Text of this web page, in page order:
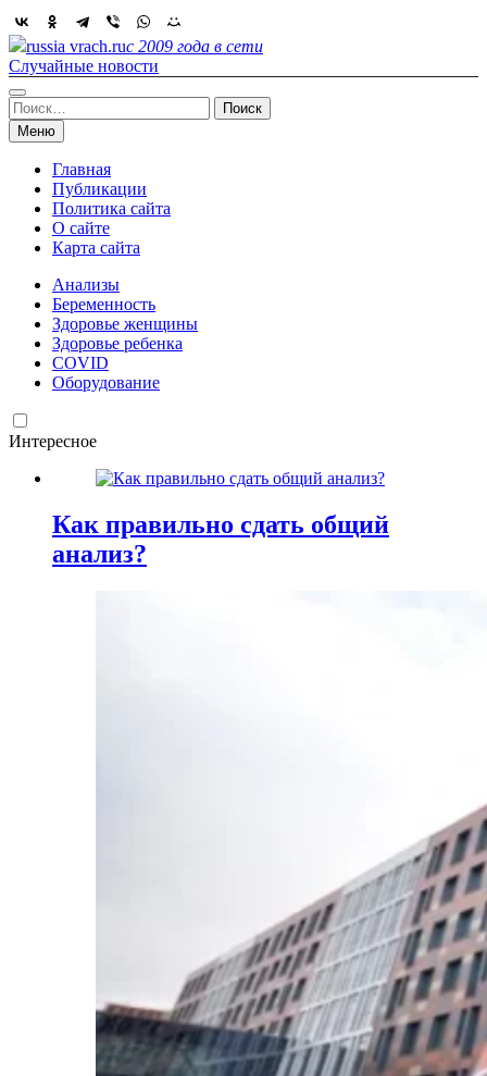
Skip
to
content
russia vrach.ruс 2009 года в сети
Случайные новости
Найти:
Меню
Главная
Публикации
Политика сайта
О сайте
Карта сайта
Анализы
Беременность
Здоровье женщины
Здоровье ребенка
COVID
Оборудование
Интересное
Как правильно сдать общий
анализ?